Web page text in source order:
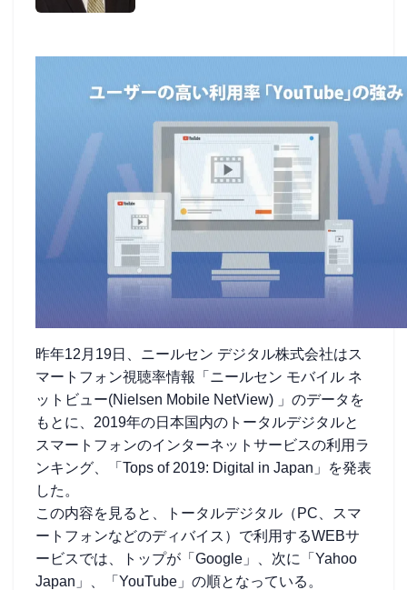
昨年12月19日、ニールセン デジタル株式会社はス
マートフォン視聴率情報「ニールセン モバイル ネ
ットビュー(Nielsen Mobile NetView) 」のデータを
もとに、2019年の日本国内のトータルデジタルと
スマートフォンのインターネットサービスの利用ラ
ンキング、「Tops of 2019: Digital in Japan」を発表
した。
この内容を見ると、トータルデジタル（PC、スマ
ートフォンなどのディバイス）で利用するWEBサ
ービスでは、トップが「Google」、次に「Yahoo
Japan」、「YouTube」の順となっている。